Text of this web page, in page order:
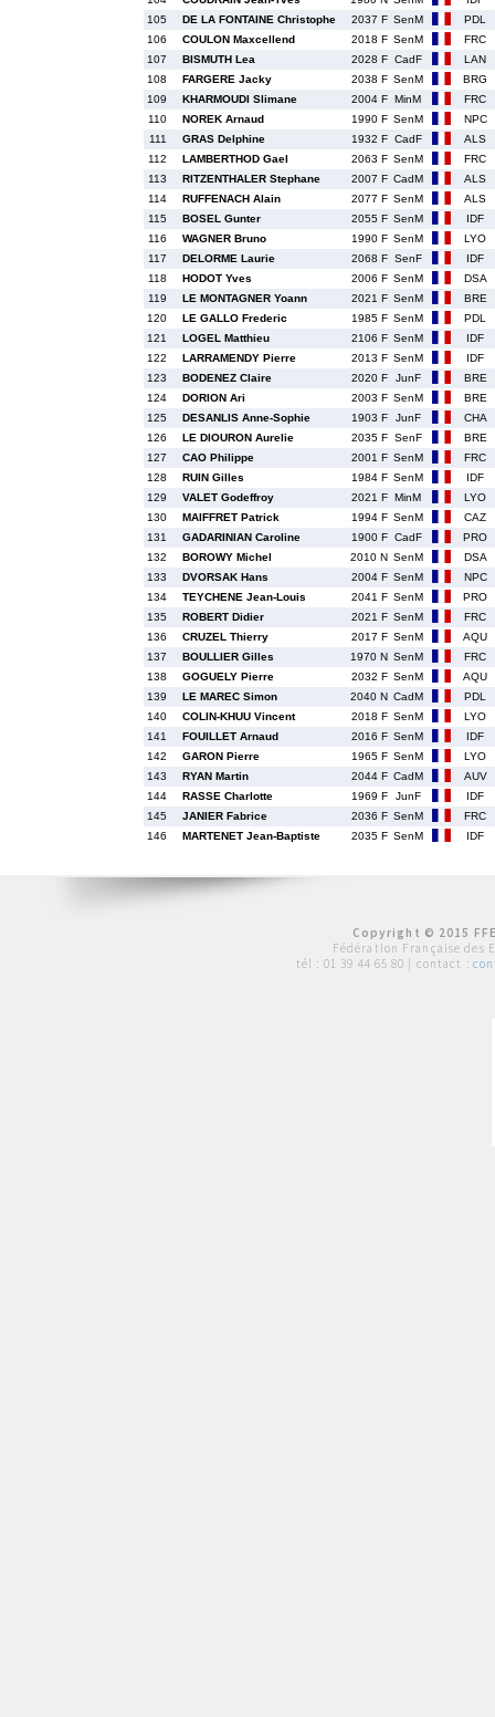
105
DE LA FONTAINE Christophe 2037 F SenM
PDL
106
COULON Maxcellend 2018 F SenM
FRC
107
BISMUTH Lea 2028 F CadF
LAN
108
FARGERE Jacky 2038 F SenM
BRG
109
KHARMOUDI Slimane 2004 F MinM
FRC
110
NOREK Arnaud 1990 F SenM
NPC
111
GRAS Delphine 1932 F CadF
ALS
112
LAMBERTHOD Gael 2063 F SenM
FRC
113
RITZENTHALER Stephane 2007 F CadM
ALS
114
RUFFENACH Alain 2077 F SenM
ALS
115
BOSEL Gunter 2055 F SenM
IDF
116
WAGNER Bruno 1990 F SenM
LYO
117
DELORME Laurie 2068 F SenF
IDF
118
HODOT Yves 2006 F SenM
DSA
119
LE MONTAGNER Yoann 2021 F SenM
BRE
120
LE GALLO Frederic 1985 F SenM
PDL
121
LOGEL Matthieu 2106 F SenM
IDF
122
LARRAMENDY Pierre 2013 F SenM
IDF
123
BODENEZ Claire 2020 F JunF
BRE
124
DORION Ari 2003 F SenM
BRE
125
DESANLIS Anne-Sophie 1903 F JunF
CHA
126
LE DIOURON Aurelie 2035 F SenF
BRE
127
CAO Philippe 2001 F SenM
FRC
128
RUIN Gilles 1984 F SenM
IDF
129
VALET Godeffroy 2021 F MinM
LYO
130
MAIFFRET Patrick 1994 F SenM
CAZ
131
GADARINIAN Caroline 1900 F CadF
PRO
132
BOROWY Michel 2010 N SenM
DSA
133
DVORSAK Hans 2004 F SenM
NPC
134
TEYCHENE Jean-Louis 2041 F SenM
PRO
135
ROBERT Didier 2021 F SenM
FRC
136
CRUZEL Thierry 2017 F SenM
AQU
137
BOULLIER Gilles 1970 N SenM
FRC
138
GOGUELY Pierre 2032 F SenM
AQU
139
LE MAREC Simon 2040 N CadM
PDL
140
COLIN-KHUU Vincent 2018 F SenM
LYO
141
FOUILLET Arnaud 2016 F SenM
IDF
142
GARON Pierre 1965 F SenM
LYO
143
RYAN Martin 2044 F CadM
AUV
144
RASSE Charlotte 1969 F JunF
IDF
145
JANIER Fabrice 2036 F SenM
FRC
146
MARTENET Jean-Baptiste 2035 F SenM IDF
Copyright © 2015
Fédération Française des
tél : 01 39 44 65 80 | contact :